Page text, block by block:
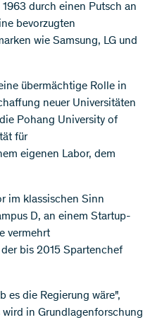
durch einen Putsch an
bevorzugten
wie Samsung, LG und
übermächtige Rolle in
neuer Universitäten
Pohang University of
für
eigenen Labor, dem
im klassischen Sinn
D, an einem Startup-
vermehrt
bis 2015 Spartenchef
es die Regierung wäre",
in Grundlagenforschung